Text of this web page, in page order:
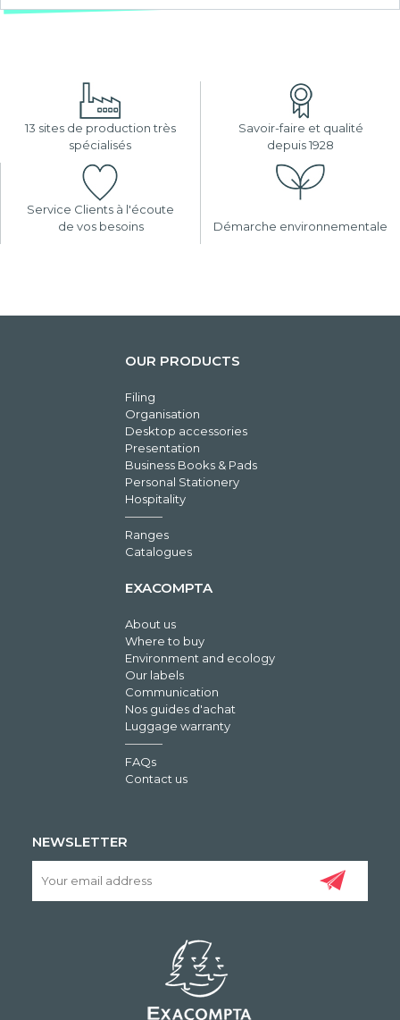
13 sites de production très
spécialisés
Savoir-faire et qualité
depuis 1928
Service Clients à l'écoute
de vos besoins
Démarche environnementale
OUR PRODUCTS
Filing
Organisation
Desktop accessories
Presentation
Business Books & Pads
Personal Stationery
Hospitality
Ranges
Catalogues
EXACOMPTA
About us
Where to buy
Environment and ecology
Our labels
Communication
Nos guides d'achat
Luggage warranty
FAQs
Contact us
NEWSLETTER